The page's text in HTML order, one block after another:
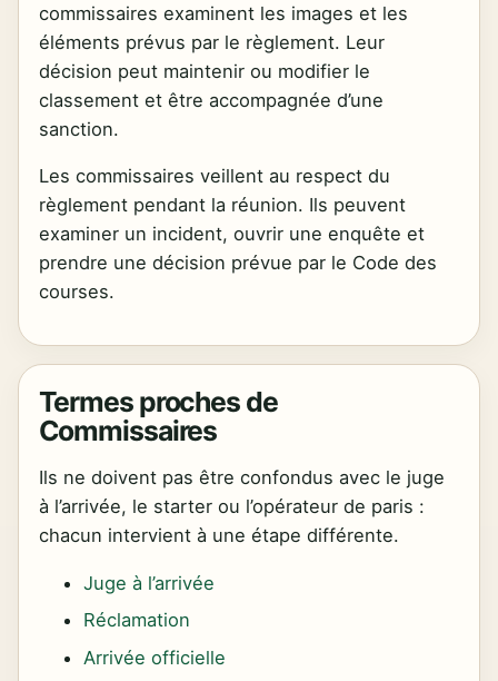
commissaires examinent les images et les
éléments prévus par le règlement. Leur
décision peut maintenir ou modifier le
classement et être accompagnée d’une
sanction.
Les commissaires veillent au respect du
règlement pendant la réunion. Ils peuvent
examiner un incident, ouvrir une enquête et
prendre une décision prévue par le Code des
courses.
Termes proches de
Commissaires
Ils ne doivent pas être confondus avec le juge
à l’arrivée, le starter ou l’opérateur de paris :
chacun intervient à une étape différente.
Juge à l’arrivée
Réclamation
Arrivée officielle